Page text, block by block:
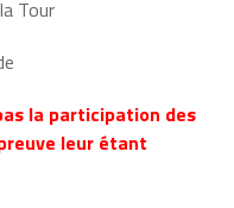
Tour
la participation des
leur étant